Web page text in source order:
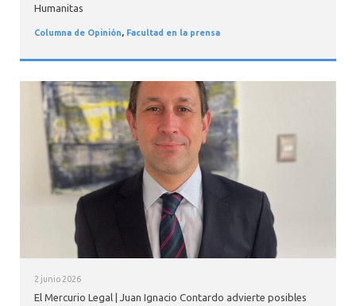
Humanitas
Columna de Opinión, Facultad en la prensa
2 junio 2026
El Mercurio Legal | Juan Ignacio Contardo advierte posibles